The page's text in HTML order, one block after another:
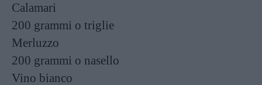
Calamari
200 grammi o triglie
Merluzzo
200 grammi o nasello
Vino bianco